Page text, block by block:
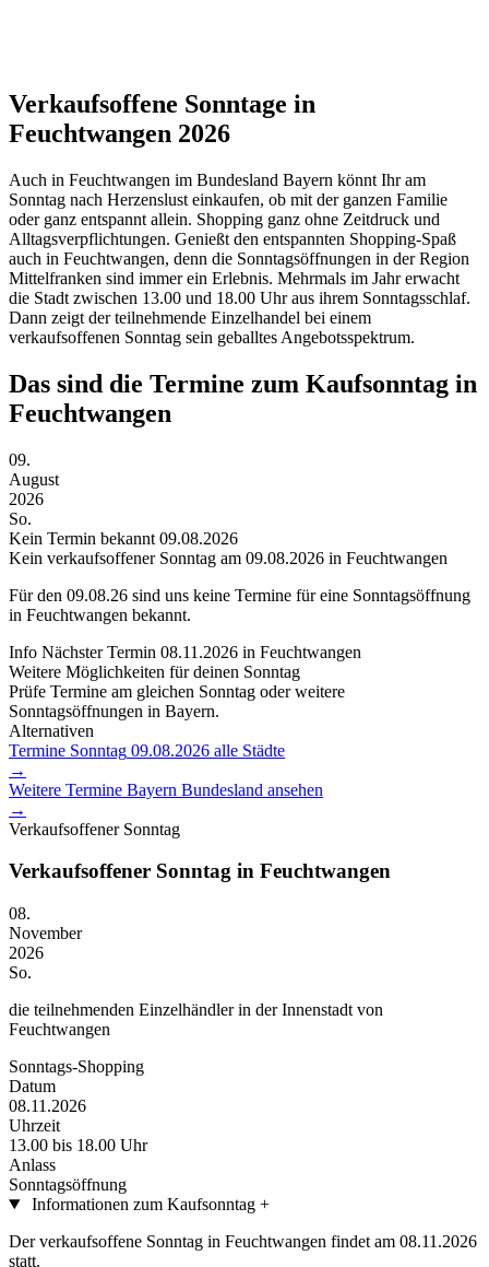
Verkaufsoffene Sonntage in
Feuchtwangen 2026
Auch in Feuchtwangen im Bundesland Bayern könnt Ihr am
Sonntag nach Herzenslust einkaufen, ob mit der ganzen Familie
oder ganz entspannt allein. Shopping ganz ohne Zeitdruck und
Alltagsverpflichtungen. Genießt den entspannten Shopping-Spaß
auch in Feuchtwangen, denn die Sonntagsöffnungen in der Region
Mittelfranken sind immer ein Erlebnis. Mehrmals im Jahr erwacht
die Stadt zwischen 13.00 und 18.00 Uhr aus ihrem Sonntagsschlaf.
Dann zeigt der teilnehmende Einzelhandel bei einem
verkaufsoffenen Sonntag sein geballtes Angebotsspektrum.
Das sind die Termine zum Kaufsonntag in
Feuchtwangen
09.
August
2026
So.
Kein Termin bekannt 09.08.2026
Kein verkaufsoffener Sonntag am 09.08.2026 in Feuchtwangen
Für den 09.08.26 sind uns keine Termine für eine Sonntagsöffnung
in Feuchtwangen bekannt.
Info Nächster Termin 08.11.2026 in Feuchtwangen
Weitere Möglichkeiten für deinen Sonntag
Prüfe Termine am gleichen Sonntag oder weitere
Sonntagsöffnungen in Bayern.
Alternativen
Termine Sonntag 09.08.2026 alle Städte
→
Weitere Termine Bayern Bundesland ansehen
→
Verkaufsoffener Sonntag
Verkaufsoffener Sonntag in Feuchtwangen
08.
November
2026
So.
die teilnehmenden Einzelhändler in der Innenstadt von
Feuchtwangen
Sonntags-Shopping
Datum
08.11.2026
Uhrzeit
13.00 bis 18.00 Uhr
Anlass
Sonntagsöffnung
Informationen zum Kaufsonntag +
Der verkaufsoffene Sonntag in Feuchtwangen findet am 08.11.2026
statt.